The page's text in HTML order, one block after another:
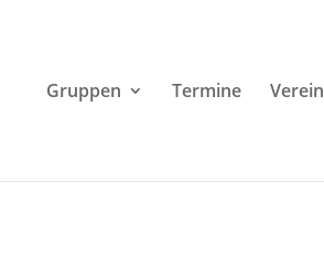
Gruppen Termine Verein